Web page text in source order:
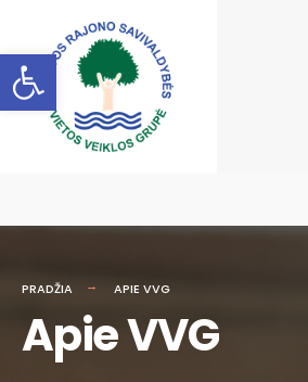
Open toolbar
PRADŽIA APIE VVG
Apie VVG